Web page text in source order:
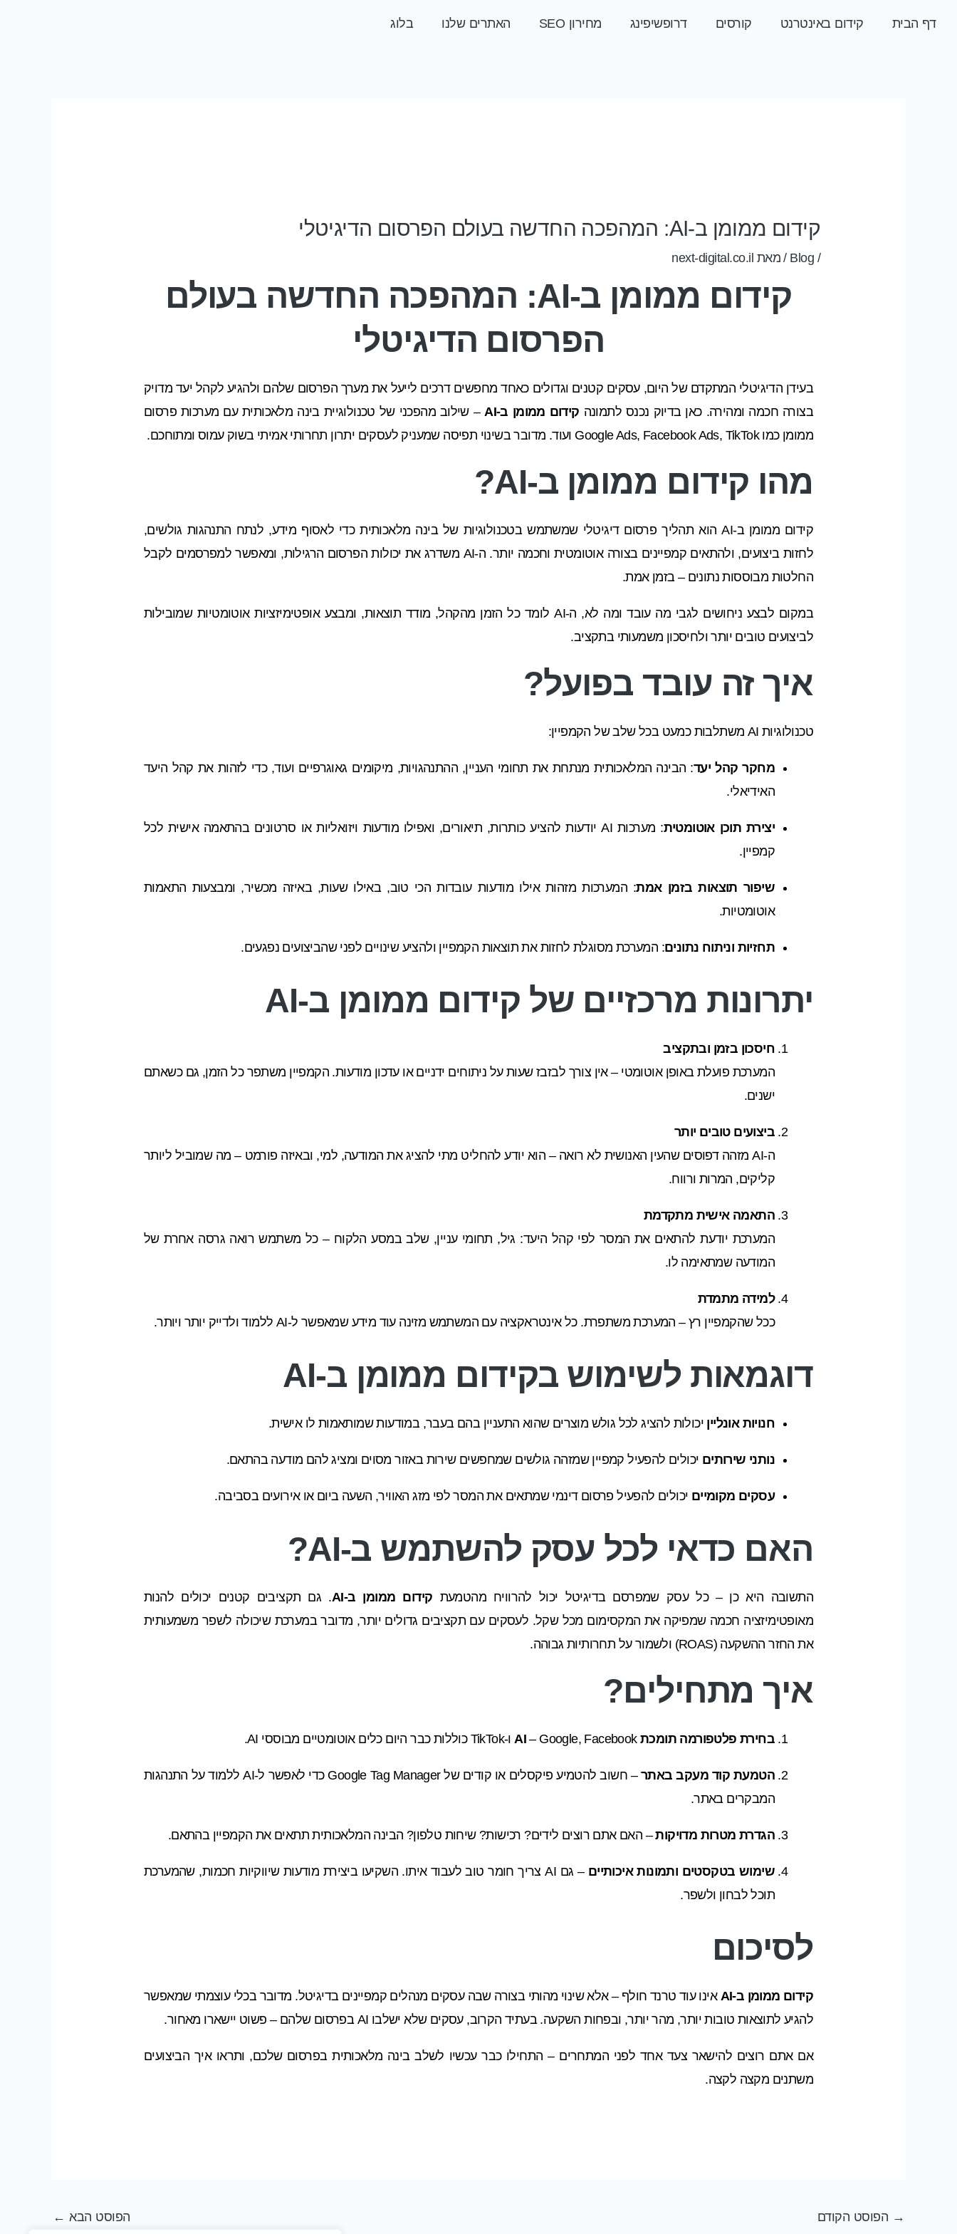
דף הבית
קידום באינטרנט קורסים דרופשיפינג מחירון SEO האתרים שלנו בלוג
קידום ממומן ב-AI: המהפכה החדשה בעולם הפרסום הדיגיטלי
/
Blog / מאת next-digital.co.il
קידום ממומן ב-AI: המהפכה החדשה בעולם
הפרסום הדיגיטלי
בעידן הדיגיטלי המתקדם של היום, עסקים קטנים וגדולים כאחד מחפשים דרכים לייעל את מערך הפרסום שלהם ולהגיע לקהל יעד מדויק
בצורה חכמה ומהירה. כאן בדיוק נכנס לתמונה קידום ממומן ב-AI
– שילוב מהפכני של טכנולוגיית בינה מלאכותית עם מערכות פרסום
ממומן כמו Google Ads, Facebook Ads, TikTok ועוד. מדובר בשינוי תפיסה שמעניק לעסקים יתרון תחרותי אמיתי בשוק עמוס ומתוחכם.
מהו קידום ממומן ב-AI?
קידום ממומן ב-AI הוא תהליך פרסום דיגיטלי שמשתמש בטכנולוגיות של בינה מלאכותית כדי לאסוף מידע, לנתח התנהגות גולשים,
לחזות ביצועים, ולהתאים קמפיינים בצורה אוטומטית וחכמה יותר. ה-AI משדרג את יכולות הפרסום הרגילות, ומאפשר למפרסמים לקבל
החלטות מבוססות נתונים – בזמן אמת.
במקום לבצע ניחושים לגבי מה עובד ומה לא, ה-AI לומד כל הזמן מהקהל, מודד תוצאות, ומבצע אופטימיזציות אוטומטיות שמובילות
לביצועים טובים יותר ולחיסכון משמעותי בתקציב.
איך זה עובד בפועל?
טכנולוגיות AI משתלבות כמעט בכל שלב של הקמפיין:
מחקר קהל יעד: הבינה המלאכותית מנתחת את תחומי העניין, ההתנהגויות, מיקומים גאוגרפיים ועוד, כדי לזהות את קהל היעד
האידיאלי.
יצירת תוכן אוטומטית
: מערכות AI יודעות להציע כותרות, תיאורים, ואפילו מודעות ויזואליות או סרטונים בהתאמה אישית לכל
קמפיין.
שיפור תוצאות בזמן אמת: המערכות מזהות אילו מודעות עובדות הכי טוב, באילו שעות, באיזה מכשיר, ומבצעות התאמות
אוטומטיות.
תחזיות וניתוח נתונים: המערכת מסוגלת לחזות את תוצאות הקמפיין ולהציע שינויים לפני שהביצועים נפגעים.
יתרונות מרכזיים של קידום ממומן ב-AI
חיסכון בזמן ובתקציב
המערכת פועלת באופן אוטומטי – אין צורך לבזבז שעות על ניתוחים ידניים או עדכון מודעות. הקמפיין משתפר כל הזמן, גם כשאתם
ישנים.
ביצועים טובים יותר
ה-AI מזהה דפוסים שהעין האנושית לא רואה – הוא יודע להחליט מתי להציג את המודעה, למי, ובאיזה פורמט – מה שמוביל ליותר
קליקים, המרות ורווח.
התאמה אישית מתקדמת
המערכת יודעת להתאים את המסר לפי קהל היעד: גיל, תחומי עניין, שלב במסע הלקוח – כל משתמש רואה גרסה אחרת של
המודעה שמתאימה לו.
למידה מתמדת
ככל שהקמפיין רץ – המערכת משתפרת. כל אינטראקציה עם המשתמש מזינה עוד מידע שמאפשר ל-AI ללמוד ולדייק יותר ויותר.
דוגמאות לשימוש בקידום ממומן ב-AI
חנויות אונליין יכולות להציג לכל גולש מוצרים שהוא התעניין בהם בעבר, במודעות שמותאמות לו אישית.
נותני שירותים יכולים להפעיל קמפיין שמזהה גולשים שמחפשים שירות באזור מסוים ומציג להם מודעה בהתאם.
עסקים מקומיים יכולים להפעיל פרסום דינמי שמתאים את המסר לפי מזג האוויר, השעה ביום או אירועים בסביבה.
האם כדאי לכל עסק להשתמש ב-AI?
התשובה היא כן – כל עסק שמפרסם בדיגיטל יכול להרוויח מהטמעת קידום ממומן ב-AI
. גם תקציבים קטנים יכולים להנות
מאופטימיזציה חכמה שמפיקה את המקסימום מכל שקל. לעסקים עם תקציבים גדולים יותר, מדובר במערכת שיכולה לשפר משמעותית
את החזר ההשקעה (ROAS) ולשמור על תחרותיות גבוהה.
איך מתחילים?
בחירת פלטפורמה תומכת AI– Google, Facebook ו-TikTok כוללות כבר היום כלים אוטומטיים מבוססי AI.
הטמעת קוד מעקב באתר
– חשוב להטמיע פיקסלים או קודים של Google Tag Manager כדי לאפשר ל-AI ללמוד על התנהגות
המבקרים באתר.
הגדרת מטרות מדויקות– האם אתם רוצים לידים? רכישות? שיחות טלפון? הבינה המלאכותית תתאים את הקמפיין בהתאם.
שימוש בטקסטים ותמונות איכותיים
– גם AI צריך חומר טוב לעבוד איתו. השקיעו ביצירת מודעות שיווקיות חכמות, שהמערכת
תוכל לבחון ולשפר.
לסיכום
קידום ממומן ב-AI
אינו עוד טרנד חולף – אלא שינוי מהותי בצורה שבה עסקים מנהלים קמפיינים בדיגיטל. מדובר בכלי עוצמתי שמאפשר
להגיע לתוצאות טובות יותר, מהר יותר, ובפחות השקעה. בעתיד הקרוב, עסקים שלא ישלבו AI בפרסום שלהם – פשוט יישארו מאחור.
אם אתם רוצים להישאר צעד אחד לפני המתחרים – התחילו כבר עכשיו לשלב בינה מלאכותית בפרסום שלכם, ותראו איך הביצועים
משתנים מקצה לקצה.
→ הפוסט הקודם הפוסט הבא ←